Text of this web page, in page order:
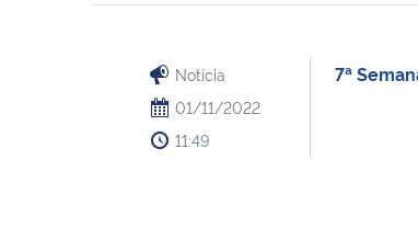
Notícia
01/11/2022
11:49
7ª